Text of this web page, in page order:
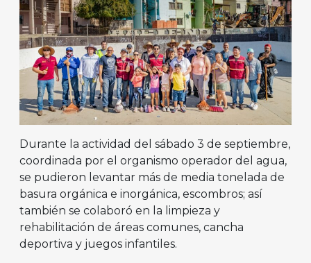
Durante la actividad del sábado 3 de septiembre,
coordinada por el organismo operador del agua,
se pudieron levantar más de media tonelada de
basura orgánica e inorgánica, escombros; así
también se colaboró en la limpieza y
rehabilitación de áreas comunes, cancha
deportiva y juegos infantiles.